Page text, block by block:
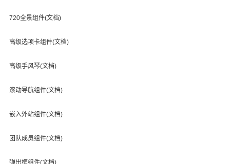
720全景组件(文档)
高级选项卡组件(文档)
高级手风琴(文档)
滚动导航组件(文档)
嵌入外站组件(文档)
团队成员组件(文档)
弹出框组件(文档)